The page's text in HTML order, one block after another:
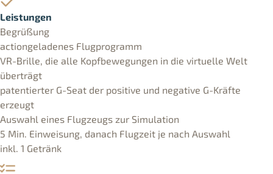
Leistungen
Begrüßung
actiongeladenes Flugprogramm
VR-Brille, die alle Kopfbewegungen in die virtuelle Welt
überträgt
patentierter G-Seat der positive und negative G-Kräfte
erzeugt
Auswahl eines Flugzeugs zur Simulation
5 Min. Einweisung, danach Flugzeit je nach Auswahl
inkl. 1 Getränk